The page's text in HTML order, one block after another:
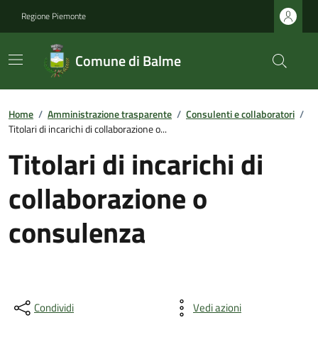
Regione Piemonte
Comune di Balme
Home / Amministrazione trasparente / Consulenti e collaboratori /
Titolari di incarichi di collaborazione o...
Titolari di incarichi di
collaborazione o
consulenza
Condividi Vedi azioni